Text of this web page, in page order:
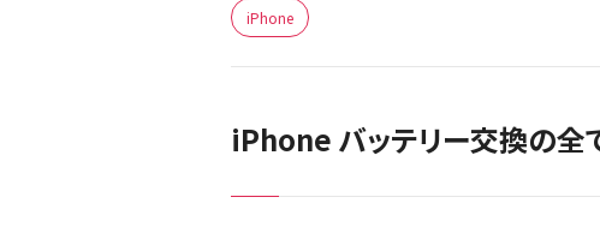
iPhone
iPhone バッテリー交換の全